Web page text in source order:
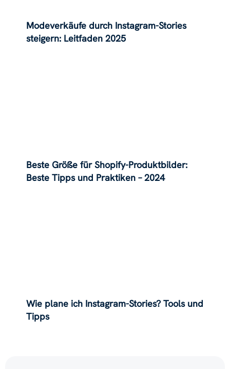
Modeverkäufe durch Instagram-Stories
steigern: Leitfaden 2025
Beste Größe für Shopify-Produktbilder:
Beste Tipps und Praktiken – 2024
Wie plane ich Instagram-Stories? Tools und
Tipps